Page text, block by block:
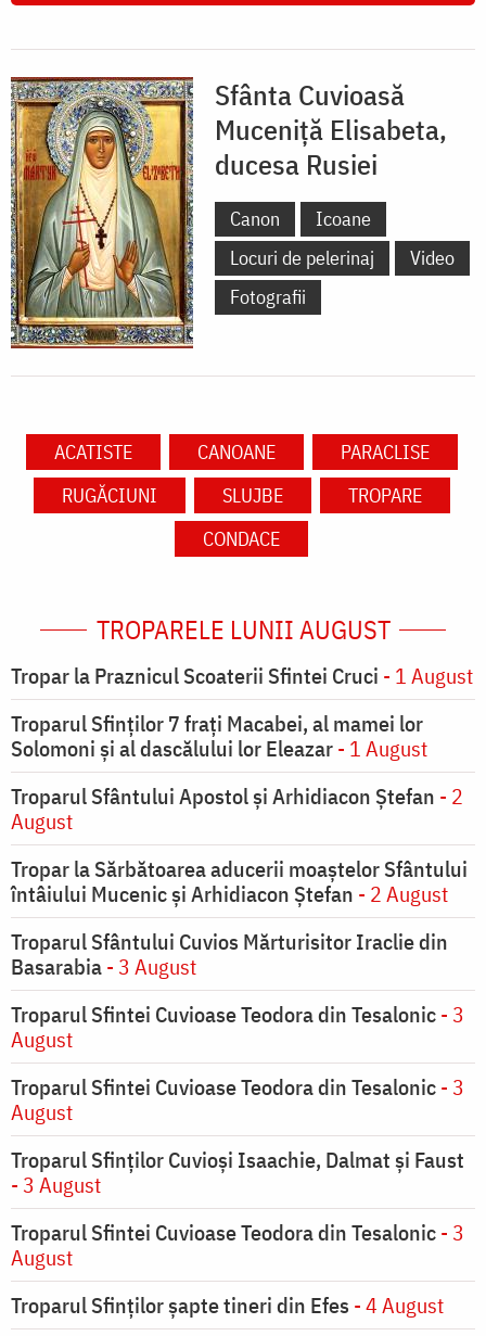
Sfânta Cuvioasă
Muceniță Elisabeta,
ducesa Rusiei
Canon
Icoane
Locuri de pelerinaj
Video
Fotografii
ACATISTE CANOANE
PARACLISE
RUGĂCIUNI
SLUJBE
TROPARE
CONDACE
TROPARELE LUNII AUGUST
Tropar la Praznicul Scoaterii Sfintei Cruci - 1 August
Troparul Sfinţilor 7 fraţi Macabei, al mamei lor
Solomoni şi al dascălului lor Eleazar- 1 August
Troparul Sfântului Apostol și Arhidiacon Ștefan - 2
August
Tropar la Sărbătoarea aducerii moaştelor Sfântului
întâiului Mucenic şi Arhidiacon Ştefan - 2 August
Troparul Sfântului Cuvios Mărturisitor Iraclie din
Basarabia- 3 August
Troparul Sfintei Cuvioase Teodora din Tesalonic- 3
August
Troparul Sfintei Cuvioase Teodora din Tesalonic- 3
August
Troparul Sfinţilor Cuvioşi Isaachie, Dalmat şi Faust
- 3 August
Troparul Sfintei Cuvioase Teodora din Tesalonic- 3
August
Troparul Sfinţilor şapte tineri din Efes - 4 August